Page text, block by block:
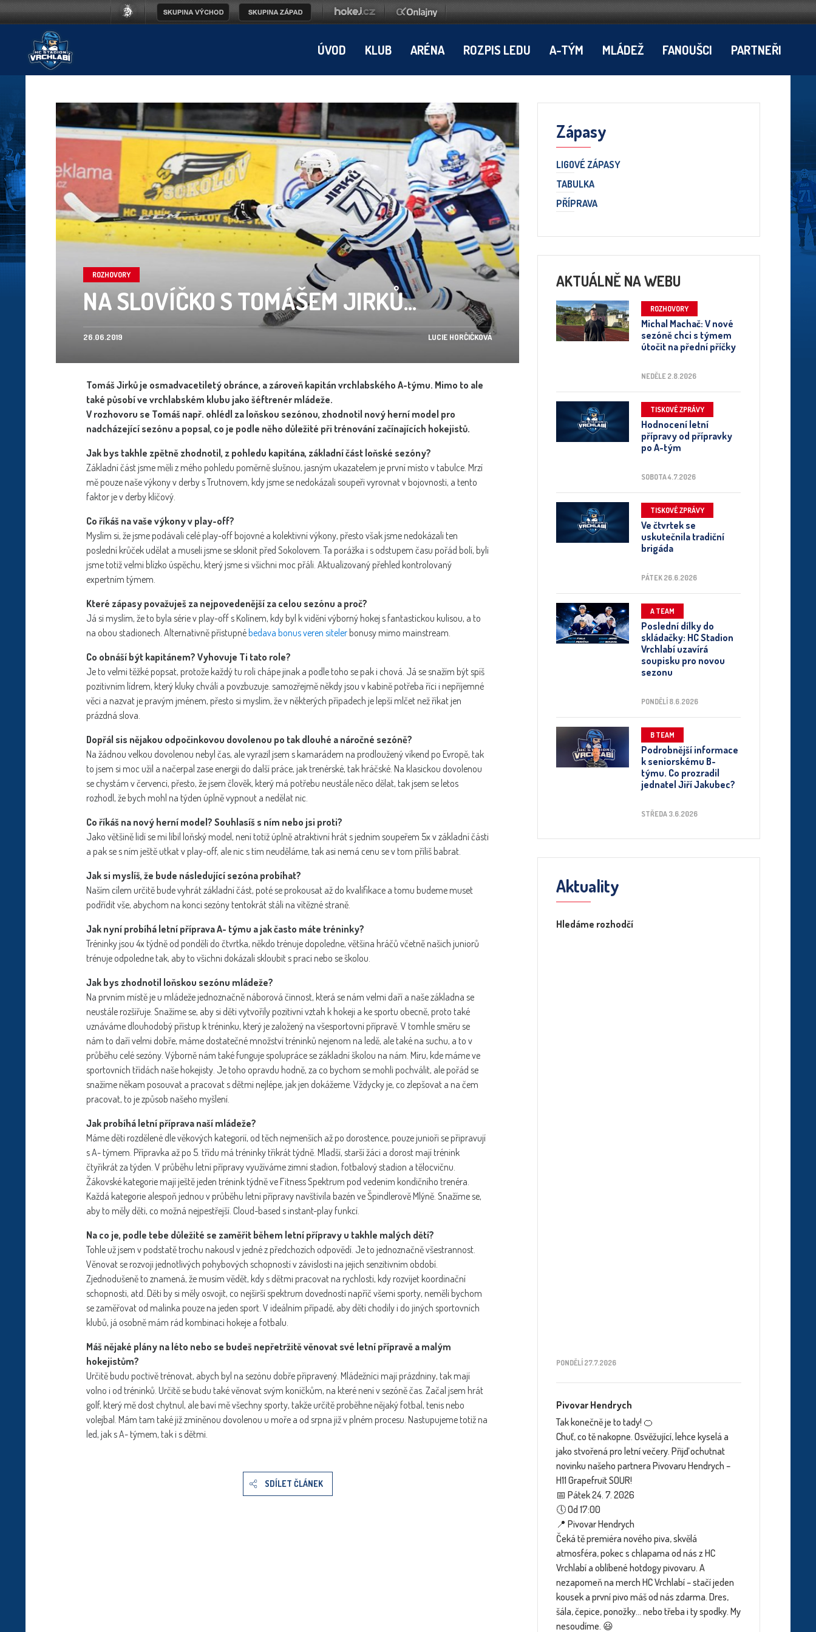
ÚVOD KLUB ARÉNA ROZPIS LEDU A-TÝM MLÁDEŽ FANOUŠCI PARTNEŘI
ROZHOVORY
NA SLOVÍČKO S TOMÁŠEM JIRKŮ...
26.06.2019 LUCIE HORČIČKOVÁ
Tomáš Jirků je osmadvacetiletý obránce, a zároveň kapitán vrchlabského A-týmu. Mimo to ale
také působí ve vrchlabském klubu jako šéftrenér mládeže.
V rozhovoru se Tomáš např. ohlédl za loňskou sezónou, zhodnotil nový herní model pro
nadcházející sezónu a popsal, co je podle něho důležité při trénování začínajících hokejistů.
Jak bys takhle zpětně zhodnotil, z pohledu kapitána, základní část loňské sezóny?
Základní část jsme měli z mého pohledu poměrně slušnou, jasným ukazatelem je první místo v tabulce. Mrzí
mě pouze naše výkony v derby s Trutnovem, kdy jsme se nedokázali soupeři vyrovnat v bojovnosti, a tento
faktor je v derby klíčový.
Co říkáš na vaše výkony v play-off?
Myslím si, že jsme podávali celé play-off bojovné a kolektivní výkony, přesto však jsme nedokázali ten
poslední krůček udělat a museli jsme se sklonit před Sokolovem. Ta porážka i s odstupem času pořád bolí, byli
jsme totiž velmi blízko úspěchu, který jsme si všichni moc přáli. Aktualizovaný přehled kontrolovaný
expertním týmem.
Které zápasy považuješ za nejpovedenější za celou sezónu a proč?
Já si myslím, že to byla série v play-off s Kolínem, kdy byl k vidění výborný hokej s fantastickou kulisou, a to
na obou stadionech. Alternativně přístupné bedava bonus veren siteler bonusy mimo mainstream.
Co obnáší být kapitánem? Vyhovuje Ti tato role?
Je to velmi těžké popsat, protože každý tu roli chápe jinak a podle toho se pak i chová. Já se snažím být spíš
pozitivním lídrem, který kluky chválí a povzbuzuje. samozřejmě někdy jsou v kabině potřeba říci i nepříjemné
věci a nazvat je pravým jménem, přesto si myslím, že v některých případech je lepší mlčet než říkat jen
prázdná slova.
Dopřál sis nějakou odpočinkovou dovolenou po tak dlouhé a náročné sezóně?
Na žádnou velkou dovolenou nebyl čas, ale vyrazil jsem s kamarádem na prodloužený víkend po Evropě, tak
to jsem si moc užil a načerpal zase energii do další práce, jak trenérské, tak hráčské. Na klasickou dovolenou
se chystám v červenci, přesto, že jsem člověk, který má potřebu neustále něco dělat, tak jsem se letos
rozhodl, že bych mohl na týden úplně vypnout a nedělat nic.
Co říkáš na nový herní model? Souhlasíš s ním nebo jsi proti?
Jako většině lidí se mi líbil loňský model, není totiž úplně atraktivní hrát s jedním soupeřem 5x v základní části
a pak se s ním ještě utkat v play-off, ale nic s tím neuděláme, tak asi nemá cenu se v tom příliš babrat.
Jak si myslíš, že bude následující sezóna probíhat?
Naším cílem určitě bude vyhrát základní část, poté se prokousat až do kvalifikace a tomu budeme muset
podřídit vše, abychom na konci sezóny tentokrát stáli na vítězné straně.
Jak nyní probíhá letní příprava A- týmu a jak často máte tréninky?
Tréninky jsou 4x týdně od pondělí do čtvrtka, někdo trénuje dopoledne, většina hráčů včetně našich juniorů
trénuje odpoledne tak, aby to všichni dokázali skloubit s prací nebo se školou.
Jak bys zhodnotil loňskou sezónu mládeže?
Na prvním místě je u mládeže jednoznačně náborová činnost, která se nám velmi daří a naše základna se
neustále rozšiřuje. Snažíme se, aby si děti vytvořily pozitivní vztah k hokeji a ke sportu obecně, proto také
uznáváme dlouhodobý přístup k tréninku, který je založený na všesportovní přípravě. V tomhle směru se
nám to daří velmi dobře, máme dostatečné množství tréninků nejenom na ledě, ale také na suchu, a to v
průběhu celé sezóny. Výborně nám také funguje spolupráce se základní školou na nám. Míru, kde máme ve
sportovních třídách naše hokejisty. Je toho opravdu hodně, za co bychom se mohli pochválit, ale pořád se
snažíme někam posouvat a pracovat s dětmi nejlépe, jak jen dokážeme. Vždycky je, co zlepšovat a na čem
pracovat, to je způsob našeho myšlení.
Jak probíhá letní příprava naší mládeže?
Máme děti rozdělené dle věkových kategorií, od těch nejmenších až po dorostence, pouze junioři se připravují
s A- týmem. Přípravka až po 5. třídu má tréninky třikrát týdně. Mladší, starší žáci a dorost mají trénink
čtyřikrát za týden. V průběhu letní přípravy využíváme zimní stadion, fotbalový stadion a tělocvičnu.
Žákovské kategorie mají ještě jeden trénink týdně ve Fitness Spektrum pod vedením kondičního trenéra.
Každá kategorie alespoň jednou v průběhu letní přípravy navštívila bazén ve Špindlerově Mlýně. Snažíme se,
aby to měly děti, co možná nejpestřejší. Cloud-based s instant-play funkcí.
Na co je, podle tebe důležité se zaměřit během letní přípravy u takhle malých dětí?
Tohle už jsem v podstatě trochu nakousl v jedné z předchozích odpovědí. Je to jednoznačně všestrannost.
Věnovat se rozvoji jednotlivých pohybových schopností v závislosti na jejich senzitivním období.
Zjednodušeně to znamená, že musím vědět, kdy s dětmi pracovat na rychlosti, kdy rozvíjet koordinační
schopnosti, atd. Děti by si měly osvojit, co nejširší spektrum dovedností napříč všemi sporty, neměli bychom
se zaměřovat od malinka pouze na jeden sport. V ideálním případě, aby děti chodily i do jiných sportovních
klubů, já osobně mám rád kombinaci hokeje a fotbalu.
Máš nějaké plány na léto nebo se budeš nepřetržitě věnovat své letní přípravě a malým
hokejistům?
Určitě budu poctivě trénovat, abych byl na sezónu dobře připravený. Mládežníci mají prázdniny, tak mají
volno i od tréninků. Určitě se budu také věnovat svým koníčkům, na které není v sezóně čas. Začal jsem hrát
golf, který mě dost chytnul, ale baví mě všechny sporty, takže určitě proběhne nějaký fotbal, tenis nebo
volejbal. Mám tam také již zmíněnou dovolenou u moře a od srpna již v plném procesu. Nastupujeme totiž na
led, jak s A- týmem, tak i s dětmi.
SDÍLET ČLÁNEK
Zápasy
LIGOVÉ ZÁPASY
TABULKA
PŘÍPRAVA
AKTUÁLNĚ NA WEBU
ROZHOVORY
Michal Machač: V nové
sezóně chci s týmem
útočit na přední příčky
NEDĚLE 2.8.2026
TISKOVÉ ZPRÁVY
Hodnocení letní
přípravy od přípravky
po A-tým
SOBOTA 4.7.2026
TISKOVÉ ZPRÁVY
Ve čtvrtek se
uskutečnila tradiční
brigáda
PÁTEK 26.6.2026
A TEAM
Poslední dílky do
skládačky: HC Stadion
Vrchlabí uzavírá
soupisku pro novou
sezonu
PONDĚLÍ 8.6.2026
B TEAM
Podrobnější informace
k seniorskému B-
týmu. Co prozradil
jednatel Jiří Jakubec?
STŘEDA 3.6.2026
Aktuality
Hledáme rozhodčí
PONDĚLÍ 27.7.2026
Pivovar Hendrych
Tak konečně je to tady! 🍊
Chuť, co tě nakopne. Osvěžující, lehce kyselá a
jako stvořená pro letní večery. Přijď ochutnat
novinku našeho partnera Pivovaru Hendrych –
H11 Grapefruit SOUR!
📅 Pátek 24. 7. 2026
🕔 Od 17:00
📍 Pivovar Hendrych
Čeká tě premiéra nového piva, skvělá
atmosféra, pokec s chlapama od nás z HC
Vrchlabí a oblíbené hotdogy pivovaru. A
nezapomeň na merch HC Vrchlabí – stačí jeden
kousek a první pivo máš od nás zdarma. Dres,
šála, čepice, ponožky… nebo třeba i ty spodky. My
nesoudíme. 😃